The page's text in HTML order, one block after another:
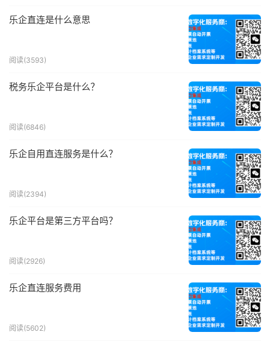
乐企直连是什么意思
阅读(3593)
税务乐企平台是什么？
阅读(6846)
乐企自用直连服务是什么？
阅读(2394)
乐企平台是第三方平台吗？
阅读(2926)
乐企直连服务费用
阅读(5602)